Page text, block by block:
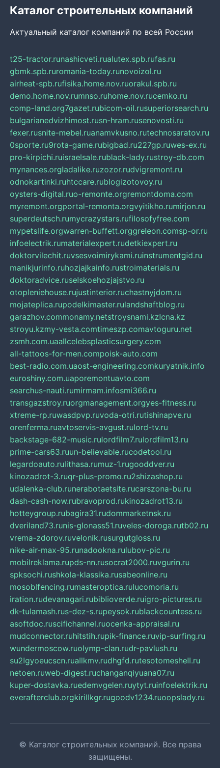
Каталог строительных компаний
Актуальный каталог компаний по всей России
t25-tractor.runashicveti.rualutex.spb.rufas.ru
gbmk.spb.ruromania-today.runovoizol.ru
airheat-spb.rufisika.home.nov.ruorakul.spb.ru
demo.home.nov.rumnso.ruhome.nov.rucemko.ru
comp-land.org7gazet.rubicom-oil.rusuperiorsearch.ru
bulgarianedvizhimost.rusn-hram.rusenovosti.ru
fexer.rusnite-mebel.ruanamvkusno.rutechnosaratov.ru
0sporte.ru9rota-game.rubigbad.ru227gp.ruwes-ex.ru
pro-kirpichi.ruisraelsale.rublack-lady.rustroy-db.com
mynances.orgladalike.ruzozor.rudvigremont.ru
odnokartinki.ruhtccare.rublogizotovoy.ru
oysters-digital.ruo-remonte.orgremontdoma.com
myremont.orgportal-remonta.orgvyitikho.rumirjon.ru
superdeutsch.rumycrazystars.rufilosofyfree.com
mypetslife.orgwarren-buffett.orggreleon.comsp-or.ru
infoelectrik.rumaterialexpert.rudetkiexpert.ru
doktorvilechit.ruvsesvoimirykami.ruinstrumentgid.ru
manikjurinfo.ruhozjajkainfo.rustroimaterials.ru
doktoradvice.ruselskoehozjajstvo.ru
otopleniehouse.rujustinterior.ruchastnyjdom.ru
mojateplica.rupodelkimaster.rulandshaftblog.ru
garazhov.commonamy.netstroysnami.kzlcna.kz
stroyu.kzmy-vesta.comtimeszp.comavtoguru.net
zsmh.com.uaallcelebsplasticsurgery.com
all-tattoos-for-men.compoisk-auto.com
best-radio.com.uaost-engineering.comkuryatnik.info
euroshiny.com.uaporemontuavto.com
searchus-nauti.rumirmam.infosmi366.ru
transgazstroy.ruorgmanagement.orgyes-fitness.ru
xtreme-rp.ruwasdpvp.ruvoda-otri.rutishinapve.ru
orenferma.ruavtoservis-avgust.rulord-tv.ru
backstage-682-music.rulordfilm7.rulordfilm13.ru
prime-cars63.ruun-believable.rucodetool.ru
legardoauto.rulithasa.rumuz-1.rugooddver.ru
kinozadrot-3.ruqr-plus-promo.ru2shizashop.ru
udalenka-club.runerabotaetsite.rucarszona-bu.ru
dash-cash-now.rubravoprod.rukinozadrot13.ru
hotteygroup.rubagira31.rudommarketnsk.ru
dveriland73.runis-glonass51.ruveles-doroga.rutb02.ru
vrema-zdorov.ruvelonik.rusurgutgloss.ru
nike-air-max-95.runadookna.rulubov-pic.ru
mobilreklama.rupds-nn.rusocrat2000.ruvgurin.ru
spksochi.rushkola-klassika.rusabeonline.ru
mosoblfencing.rumasteroptica.rulucomoria.ru
iration.rudevanagari.rubiblioverde.ruigro-pictures.ru
dk-tulamash.rus-dez-s.rupeysok.rublackcountess.ru
asoftdoc.ruscifichannel.ruocenka-appraisal.ru
mudconnector.ruhitstih.rupik-finance.ruvip-surfing.ru
wundermoscow.ruolymp-clan.rudr-pavlush.ru
su2lgyoeucscn.ruallkmv.rudhgfd.rutesotomeshell.ru
netoen.ruweb-digest.ruchanganqiyuana07.ru
kuper-dostavka.ruedemvgelen.ruytyt.ruinfoelektrik.ru
everafterclub.orgkirillkgr.rugoodv1234.ruoopslady.ru
© Каталог строительных компаний. Все права
защищены.